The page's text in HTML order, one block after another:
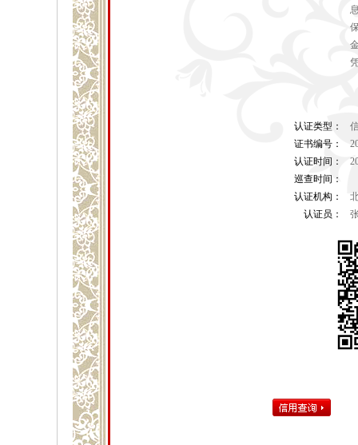
认证类型：
证书编号：
认证时间：
巡查时间：
认证机构：
认证员：